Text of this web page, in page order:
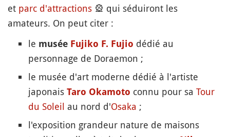
et parc d'attractions 🎡 qui séduiront les
amateurs. On peut citer :
le musée Fujiko F. Fujio dédié au
personnage de Doraemon ;
le musée d'art moderne dédié à l'artiste
japonais Taro Okamoto connu pour sa Tour
du Soleil au nord d'Osaka ;
l'exposition grandeur nature de maisons